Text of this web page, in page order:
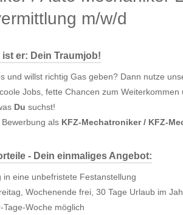
m/w/d
er: Dein Traumjob!
und willst richtig Gas geben? Dann nutze
Jobs, fette Chancen zum
Du suchst!
Bewerbung als KFZ-Mechatroniker / KFZ-
- Dein einmaliges Angebot:
eine unbefristete Festanstellung
Wochenende frei, 30 Tage Urlaub im
Tage-Woche möglich